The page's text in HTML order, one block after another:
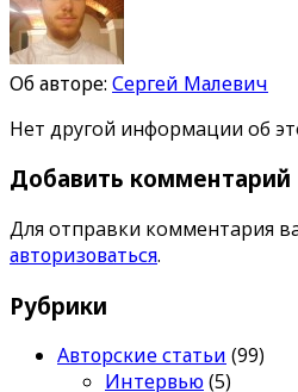
Об авторе: Сергей Малевич
Нет другой информации об
Добавить комментарий
Для отправки комментария
авторизоваться.
Рубрики
Авторские статьи (99)
Интервью(5)